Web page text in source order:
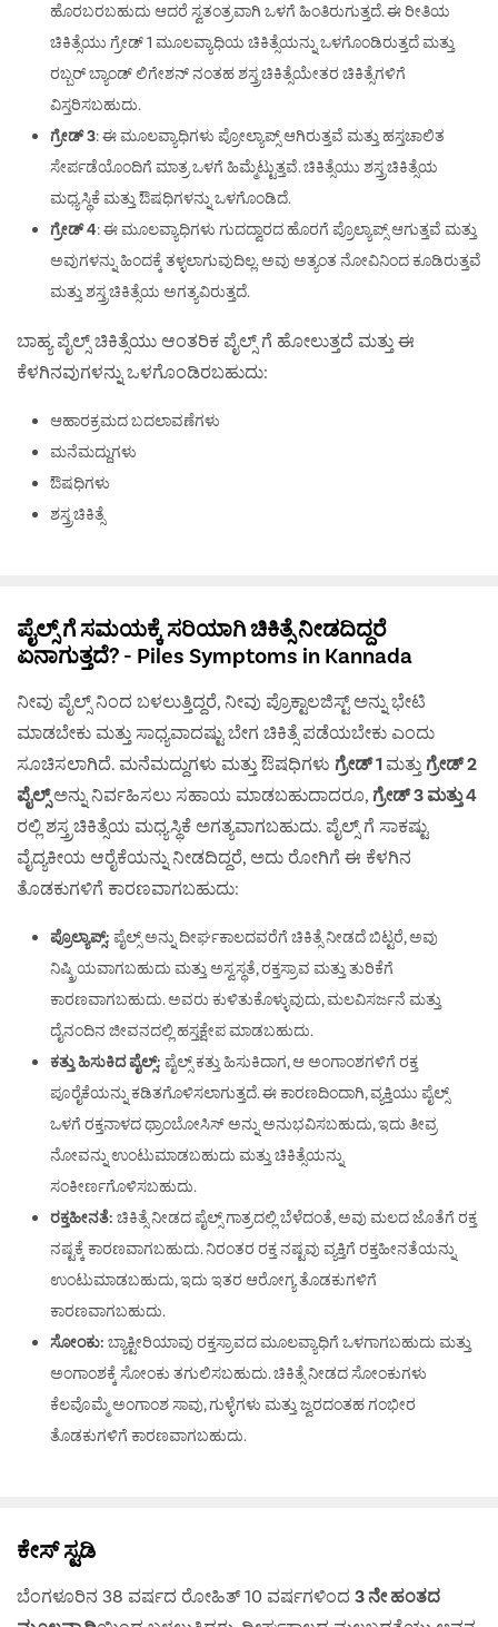
ಹೊರಬರಬಹುದು ಆದರೆ ಸ್ವತಂತ್ರವಾಗಿ ಒಳಗೆ ಹಿಂತಿರುಗುತ್ತದೆ. ಈ ರೀತಿಯ
ಚಿಕಿತ್ಸೆಯು ಗ್ರೇಡ್ 1 ಮೂಲವ್ಯಾಧಿಯ ಚಿಕಿತ್ಸೆಯನ್ನು ಒಳಗೊಂಡಿರುತ್ತದೆ ಮತ್ತು
ರಬ್ಬರ್ ಬ್ಯಾಂಡ್ ಲಿಗೇಶನ್ ನಂತಹ ಶಸ್ತ್ರಚಿಕಿತ್ಸೆಯೇತರ ಚಿಕಿತ್ಸೆಗಳಿಗೆ
ವಿಸ್ತರಿಸಬಹುದು.
ಗ್ರೇಡ್ 3: ಈ ಮೂಲವ್ಯಾಧಿಗಳು ಪ್ರೋಲ್ಯಾಪ್ಸ್ ಆಗಿರುತ್ತವೆ ಮತ್ತು ಹಸ್ತಚಾಲಿತ
ಸೇರ್ಪಡೆಯೊಂದಿಗೆ ಮಾತ್ರ ಒಳಗೆ ಹಿಮ್ಮೆಟ್ಟುತ್ತವೆ. ಚಿಕಿತ್ಸೆಯು ಶಸ್ತ್ರಚಿಕಿತ್ಸೆಯ
ಮಧ್ಯಸ್ಥಿಕೆ ಮತ್ತು ಔಷಧಿಗಳನ್ನು ಒಳಗೊಂಡಿದೆ.
ಗ್ರೇಡ್ 4: ಈ ಮೂಲವ್ಯಾಧಿಗಳು ಗುದದ್ವಾರದ ಹೊರಗೆ ಪ್ರೊಲ್ಯಾಪ್ಸ್ ಆಗುತ್ತವೆ ಮತ್ತು
ಅವುಗಳನ್ನು ಹಿಂದಕ್ಕೆ ತಳ್ಳಲಾಗುವುದಿಲ್ಲ. ಅವು ಅತ್ಯಂತ ನೋವಿನಿಂದ ಕೂಡಿರುತ್ತವೆ
ಮತ್ತು ಶಸ್ತ್ರಚಿಕಿತ್ಸೆಯ ಅಗತ್ಯವಿರುತ್ತದೆ.
ಬಾಹ್ಯ ಪೈಲ್ಸ್ ಚಿಕಿತ್ಸೆಯು ಆಂತರಿಕ ಪೈಲ್ಸ್ ಗೆ ಹೋಲುತ್ತದೆ ಮತ್ತು ಈ
ಕೆಳಗಿನವುಗಳನ್ನು ಒಳಗೊಂಡಿರಬಹುದು:
ಆಹಾರಕ್ರಮದ ಬದಲಾವಣೆಗಳು
ಮನೆಮದ್ದುಗಳು
ಔಷಧಿಗಳು
ಶಸ್ತ್ರಚಿಕಿತ್ಸೆ
ಪೈಲ್ಸ್ ಗೆ ಸಮಯಕ್ಕೆ ಸರಿಯಾಗಿ ಚಿಕಿತ್ಸೆ ನೀಡದಿದ್ದರೆ
ಏನಾಗುತ್ತದೆ? - Piles Symptoms in Kannada
ನೀವು ಪೈಲ್ಸ್ ನಿಂದ ಬಳಲುತ್ತಿದ್ದರೆ, ನೀವು ಪ್ರೊಕ್ಟಾಲಜಿಸ್ಟ್ ಅನ್ನು ಭೇಟಿ
ಮಾಡಬೇಕು ಮತ್ತು ಸಾಧ್ಯವಾದಷ್ಟು ಬೇಗ ಚಿಕಿತ್ಸೆ ಪಡೆಯಬೇಕು ಎಂದು
ಸೂಚಿಸಲಾಗಿದೆ. ಮನೆಮದ್ದುಗಳು ಮತ್ತು ಔಷಧಿಗಳು ಗ್ರೇಡ್ 1 ಮತ್ತು ಗ್ರೇಡ್ 2
ಪೈಲ್ಸ್ಅನ್ನು ನಿರ್ವಹಿಸಲು ಸಹಾಯ ಮಾಡಬಹುದಾದರೂ, ಗ್ರೇಡ್ 3 ಮತ್ತು 4
ರಲ್ಲಿ ಶಸ್ತ್ರಚಿಕಿತ್ಸೆಯ ಮಧ್ಯಸ್ಥಿಕೆ ಅಗತ್ಯವಾಗಬಹುದು. ಪೈಲ್ಸ್ ಗೆ ಸಾಕಷ್ಟು
ವೈದ್ಯಕೀಯ ಆರೈಕೆಯನ್ನು ನೀಡದಿದ್ದರೆ, ಅದು ರೋಗಿಗೆ ಈ ಕೆಳಗಿನ
ತೊಡಕುಗಳಿಗೆ ಕಾರಣವಾಗಬಹುದು:
ಪ್ರೊಲ್ಯಾಪ್ಸ್: ಪೈಲ್ಸ್ ಅನ್ನು ದೀರ್ಘಕಾಲದವರೆಗೆ ಚಿಕಿತ್ಸೆ ನೀಡದೆ ಬಿಟ್ಟರೆ, ಅವು
ನಿಷ್ಕ್ರಿಯವಾಗಬಹುದು ಮತ್ತು ಅಸ್ವಸ್ಥತೆ, ರಕ್ತಸ್ರಾವ ಮತ್ತು ತುರಿಕೆಗೆ
ಕಾರಣವಾಗಬಹುದು. ಅವರು ಕುಳಿತುಕೊಳ್ಳುವುದು, ಮಲವಿಸರ್ಜನೆ ಮತ್ತು
ದೈನಂದಿನ ಜೀವನದಲ್ಲಿ ಹಸ್ತಕ್ಷೇಪ ಮಾಡಬಹುದು.
ಕತ್ತು ಹಿಸುಕಿದ ಪೈಲ್ಸ್: ಪೈಲ್ಸ್ ಕತ್ತು ಹಿಸುಕಿದಾಗ, ಆ ಅಂಗಾಂಶಗಳಿಗೆ ರಕ್ತ
ಪೂರೈಕೆಯನ್ನು ಕಡಿತಗೊಳಿಸಲಾಗುತ್ತದೆ. ಈ ಕಾರಣದಿಂದಾಗಿ, ವ್ಯಕ್ತಿಯು ಪೈಲ್ಸ್
ಒಳಗೆ ರಕ್ತನಾಳದ ಥ್ರಾಂಬೋಸಿಸ್ ಅನ್ನು ಅನುಭವಿಸಬಹುದು, ಇದು ತೀವ್ರ
ನೋವನ್ನು ಉಂಟುಮಾಡಬಹುದು ಮತ್ತು ಚಿಕಿತ್ಸೆಯನ್ನು
ಸಂಕೀರ್ಣಗೊಳಿಸಬಹುದು.
ರಕ್ತಹೀನತೆ: ಚಿಕಿತ್ಸೆ ನೀಡದ ಪೈಲ್ಸ್ ಗಾತ್ರದಲ್ಲಿ ಬೆಳೆದಂತೆ, ಅವು ಮಲದ ಜೊತೆಗೆ ರಕ್ತ
ನಷ್ಟಕ್ಕೆ ಕಾರಣವಾಗಬಹುದು. ನಿರಂತರ ರಕ್ತ ನಷ್ಟವು ವ್ಯಕ್ತಿಗೆ ರಕ್ತಹೀನತೆಯನ್ನು
ಉಂಟುಮಾಡಬಹುದು, ಇದು ಇತರ ಆರೋಗ್ಯ ತೊಡಕುಗಳಿಗೆ
ಕಾರಣವಾಗಬಹುದು.
ಸೋಂಕು: ಬ್ಯಾಕ್ಟೀರಿಯಾವು ರಕ್ತಸ್ರಾವದ ಮೂಲವ್ಯಾಧಿಗೆ ಒಳಗಾಗಬಹುದು ಮತ್ತು
ಅಂಗಾಂಶಕ್ಕೆ ಸೋಂಕು ತಗುಲಿಸಬಹುದು. ಚಿಕಿತ್ಸೆ ನೀಡದ ಸೋಂಕುಗಳು
ಕೆಲವೊಮ್ಮೆ ಅಂಗಾಂಶ ಸಾವು, ಗುಳ್ಳೆಗಳು ಮತ್ತು ಜ್ವರದಂತಹ ಗಂಭೀರ
ತೊಡಕುಗಳಿಗೆ ಕಾರಣವಾಗಬಹುದು.
ಕೇಸ್ ಸ್ಟಡಿ
ಬೆಂಗಳೂರಿನ 38 ವರ್ಷದ ರೋಹಿತ್ 10 ವರ್ಷಗಳಿಂದ 3 ನೇ ಹಂತದ